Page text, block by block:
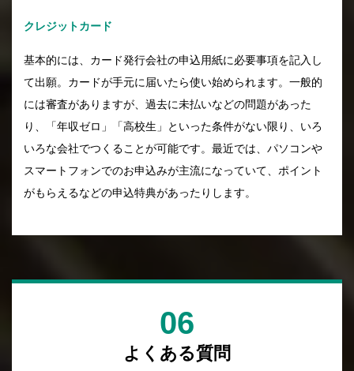
クレジットカード
基本的には、カード発行会社の申込用紙に必要事項を記入し
て出願。カードが手元に届いたら使い始められます。一般的
には審査がありますが、過去に未払いなどの問題があった
り、「年収ゼロ」「高校生」といった条件がない限り、いろ
いろな会社でつくることが可能です。最近では、パソコンや
スマートフォンでのお申込みが主流になっていて、ポイント
がもらえるなどの申込特典があったりします。
06
よくある質問